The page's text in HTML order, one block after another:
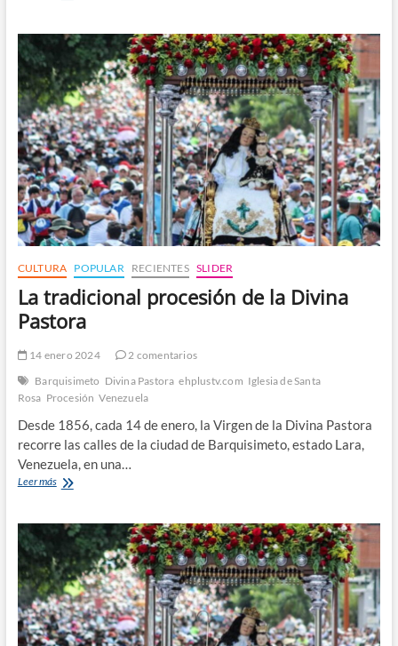
su
procesión
y
sus
milagros
CULTURA POPULAR RECIENTES SLIDER
La tradicional procesión de la Divina
Pastora
14 enero 2024
2 comentarios
Barquisimeto Divina Pastora ehplustv.com Iglesia de Santa
Rosa Procesión Venezuela
Desde 1856, cada 14 de enero, la Virgen de la Divina Pastora
recorre las calles de la ciudad de Barquisimeto, estado Lara,
Venezuela, en una…
Leer másLa
de
Divina
Pastora